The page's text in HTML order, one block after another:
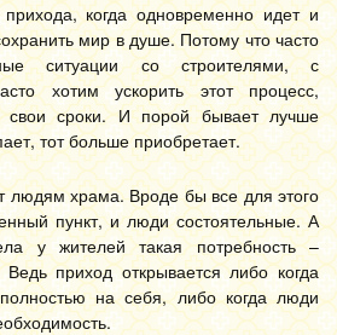
когда одновременно идет и
мир в душе. Потому что часто
ситуации со строителями, с
хотим ускорить этот процесс,
свои сроки. И порой бывает лучше
тот больше приобретает.
людям храма. Вроде бы все для этого
пункт, и люди состоятельные. А
у жителей такая потребность –
приход открывается либо когда
на себя, либо когда люди